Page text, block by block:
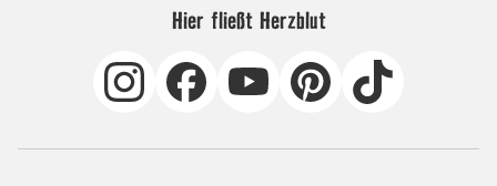
Hier fließt Herzblut